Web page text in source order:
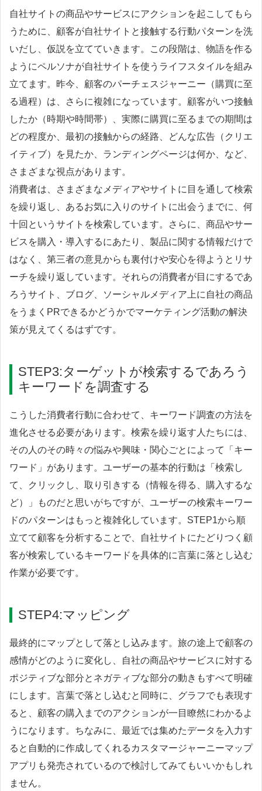
自社サイトの商品やサービスにアクションを起こしてもら
うために、顧客が自社サイトと接触する行動パターンを洗
いだし、仮説を立てていきます。この段階は、物語を作る
ようにペルソナが自社サイトを使うライフスタイルを組み
立てます。昨今、顧客のパーチェスジャーニー（購買に至
る過程）は、さらに複雑になっています。顧客がいつ接触
したか（時期や時間帯）、実際に購買に至るまでの期間は
どの程度か、最初の接触からの経路、どんな広告（クリエ
イティブ）を見たか、ランディングページは何か、など、
さまざまな視点があります。
消費者は、さまざまなメディアやサイトに目を通して検索
を繰り返し、あるお気に入りのサイトに出会うまでに、何
十回というサイトを検索しています。さらに、商品やサー
ビスを購入・導入するにあたり、製品に関する情報だけで
はなく、第三者の意見からも裏付けや安心を得ようとリサ
ーチを繰り返しています。それらの消費者が目にするであ
ろうサイト、ブログ、ソーシャルメディア上に自社の商品
をうまくPRできるかどうかでマーケティング活動の解決
策が見えてくるはずです。
STEP3:ターゲットが検索するであろう
キーワードを調査する
こうした消費者行動に合わせて、キーワード調査の方法を
進化させる必要があります。検索を繰り返す人たちには、
その人のその時々の悩みや興味・関心ごとによって「キー
ワード」があります。ユーザーの基本的行動は「検索し
て、クリックし、取り引きする（情報を得る、購入するな
ど）」ものだと思いがちですが、ユーザーの検索キーワー
ドのパターンはもっと複雑化しています。STEP1から順
立てて顧客を分析することで、自社サイトにたどりつく顧
客が検索しているキーワードを具体的に言葉に落とし込む
作業が必要です。
STEP4:マッピング
最終的にマップとして落とし込みます。旅の途上で顧客の
感情がどのように変化し、自社の商品やサービスに対する
ポジティブな部分とネガティブな部分の動きもすべて明確
にします。言葉で落とし込むと同時に、グラフでも表現す
ると、顧客の購入までのアクションが一目瞭然にわかるよ
うになります。ちなみに、最近では集めたデータを入力す
ると自動的に作成してくれるカスタマージャーニーマップ
アプリも発売されているので検討してみてもいいかもしれ
ません。